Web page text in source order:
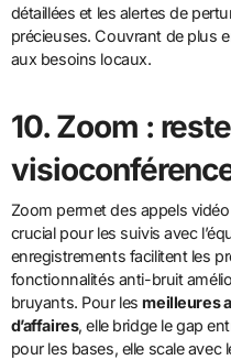
détaillées et les alertes de
précieuses. Couvrant de plus
aux besoins locaux.
10. Zoom :
Zoom permet des appels
crucial pour les suivis avec
enregistrements facilitent les
fonctionnalités anti-bruit
bruyants. Pour lesmeilleures
d’affaires, elle bridge le gap
pour les bases, elle scale